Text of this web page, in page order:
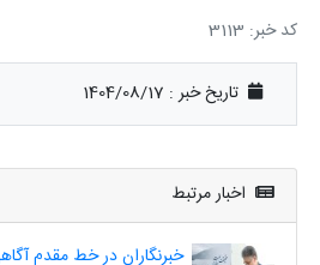
کد خبر: 3113
تاریخ خبر : 1404/08/17
اخبار مرتبط
خبرنگاران در خط مقدم